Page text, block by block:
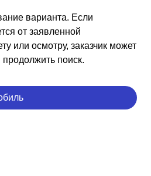
варианта. Если
от заявленной
или осмотру, заказчик может
продолжить поиск.